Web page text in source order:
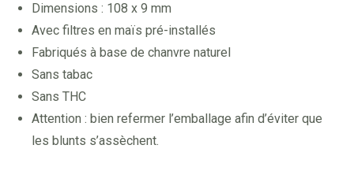
Dimensions : 108 x 9 mm
Avec filtres en maïs pré-installés
Fabriqués à base de chanvre naturel
Sans tabac
Sans THC
Attention : bien refermer l’emballage afin d’éviter que
les blunts s’assèchent.